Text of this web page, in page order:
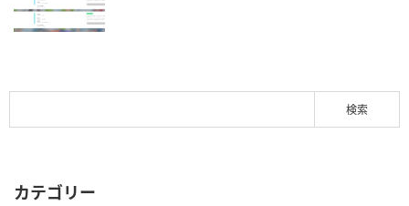
カテゴリー